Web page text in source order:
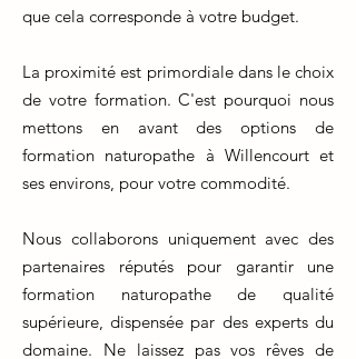
que cela corresponde à votre budget.
La proximité est primordiale dans le choix
de votre formation. C'est pourquoi nous
mettons en avant des options de
formation naturopathe à Willencourt et
ses environs, pour votre commodité.
Nous collaborons uniquement avec des
partenaires réputés pour garantir une
formation naturopathe de qualité
supérieure, dispensée par des experts du
domaine. Ne laissez pas vos rêves de